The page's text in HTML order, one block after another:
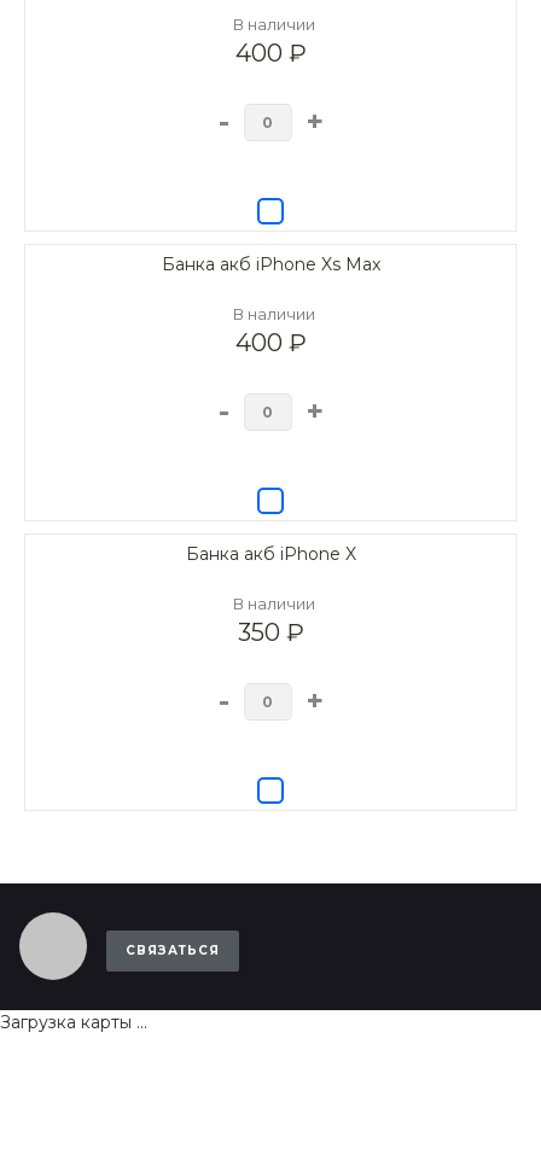
В наличии
400 ₽
- +
Банка акб iPhone Xs Max
В наличии
400 ₽
- +
Банка акб iPhone X
В наличии
350 ₽
- +
СВЯЗАТЬСЯ
Загрузка карты ...